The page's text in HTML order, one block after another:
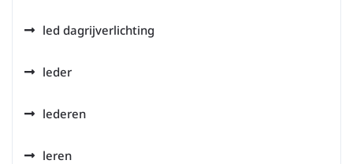
led dagrijverlichting
leder
lederen
leren